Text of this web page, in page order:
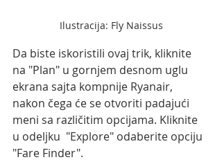
Ilustracija: Fly Naissus
Da biste iskoristili ovaj trik, kliknite
na "Plan" u gornjem desnom uglu
ekrana sajta kompnije Ryanair,
nakon čega će se otvoriti padajući
meni sa različitim opcijama. Kliknite
u odeljku  "Explore" odaberite opciju
"Fare Finder".